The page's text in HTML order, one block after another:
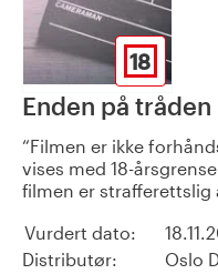
18
Enden på tråden
Filmen er ikke
vises med 18-
filmen er strafferettslig
Vurdert dato:
Distributør:
Oslo